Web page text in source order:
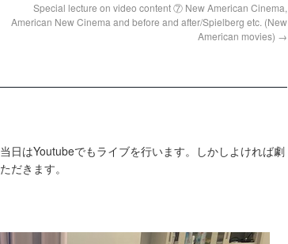
Special lecture on video content ⑦ New American Cinema,
American New Cinema and before and after/Spielberg etc. (New
American movies) →
日はYoutubeでもライブを行います。しかしよければ劇
だきます。